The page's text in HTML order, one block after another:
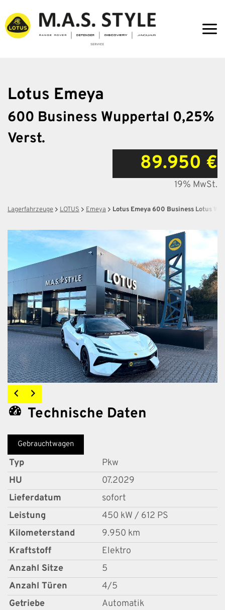
Inhalt
springen
Lotus Emeya
600 Business Wuppertal 0,25%
Verst.
89.950 €
19% MwSt.
Lagerfahrzeuge LOTUS Emeya Lotus Emeya 600 Business Lotus
Technische Daten
Gebrauchtwagen
Typ
Pkw
HU
07.2029
Lieferdatum
sofort
Leistung
450 kW / 612 PS
Kilometerstand
9.950 km
Kraftstoff
Elektro
Anzahl Sitze
5
Anzahl Türen
4/5
Getriebe
Automatik